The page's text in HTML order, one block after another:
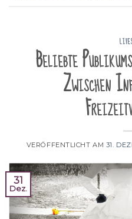
Beliebte
Zwischen
VERÖFFENTLICHT AM 31.
31
Dez.